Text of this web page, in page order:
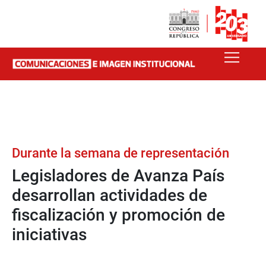
Durante la semana de representación
Legisladores de Avanza País
desarrollan actividades de
fiscalización y promoción de
iniciativas